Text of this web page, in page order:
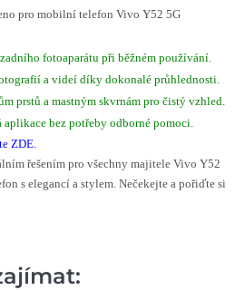
pro mobilní telefon Vivo Y52 5G
fotoaparátu při běžném používání.
a videí díky dokonalé průhlednosti.
prstů a mastným skvrnám pro čistý vzhled.
aplikace bez potřeby odborné pomoci.
ZDE.
řešením pro všechny majitele Vivo Y52
s elegancí a stylem. Nečekejte a pořiďte si